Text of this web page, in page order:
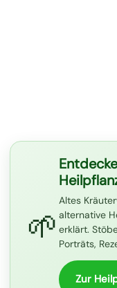
🌱
Altes
alternative
erklärt.
Porträts,
Zur